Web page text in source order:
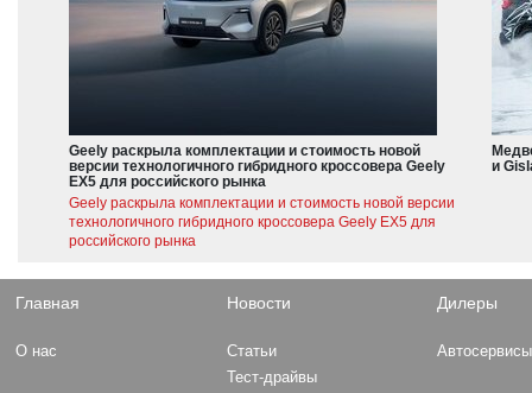
Geely раскрыла комплектации и стоимость новой
версии технологичного гибридного кроссовера Geely
EX5 для российского рынка
Geely раскрыла комплектации и стоимость новой версии
технологичного гибридного кроссовера Geely EX5 для
российского рынка
и
Главная
О нас
Новости
Статьи
Тест-драйвы
Дилеры
Автосервисы